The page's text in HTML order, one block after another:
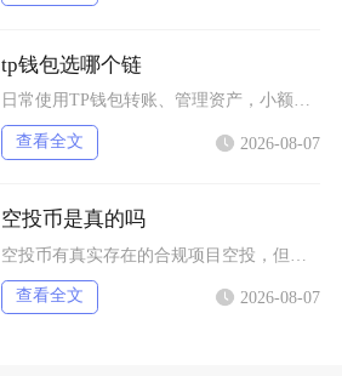
tp钱包选哪个链
日常使用TP钱包转账、管理资产，小额稳定币互转优先选择波场TRC20；币安生态内交互、参与
查看全文 2026-08-07
空投币是真的吗
查看全文 2026-08-07